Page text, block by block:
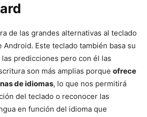
de las grandes alternativas al teclado
Este teclado también basa su
predicciones pero con él las
son más amplias porque ofrece
de idiomas, lo que nos permitirá
del teclado o reconocer las
en función del idioma que